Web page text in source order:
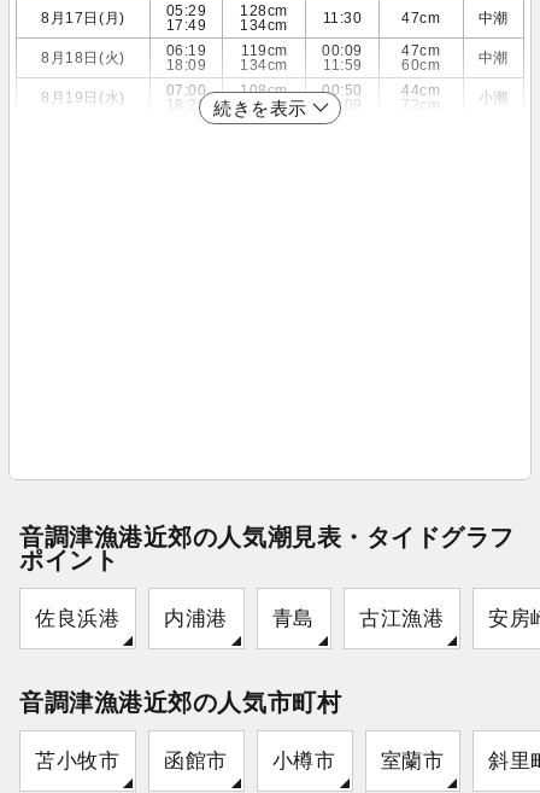
8月17日(月)
05:29
17:49
128cm
134cm
11:30 47cm 中潮
8月18日(火)
06:19
18:09
119cm
134cm
00:09
11:59
47cm
60cm
中潮
8月19日(水)
07:00
18:29
108cm
134cm
00:50
12:09
44cm
72cm
小潮
続きを表示
音調津漁港近郊の人気潮見表・タイドグラフ
ポイント
佐良浜港 内浦港 青島 古江漁港 安房
音調津漁港近郊の人気市町村
苫小牧市 函館市 小樽市 室蘭市 斜里